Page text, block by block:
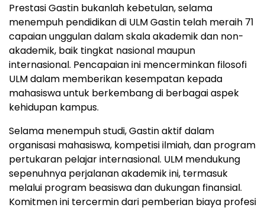
Prestasi Gastin bukanlah kebetulan, selama
menempuh pendidikan di ULM Gastin telah meraih 71
capaian unggulan dalam skala akademik dan non-
akademik, baik tingkat nasional maupun
internasional. Pencapaian ini mencerminkan filosofi
ULM dalam memberikan kesempatan kepada
mahasiswa untuk berkembang di berbagai aspek
kehidupan kampus.
Selama menempuh studi, Gastin aktif dalam
organisasi mahasiswa, kompetisi ilmiah, dan program
pertukaran pelajar internasional. ULM mendukung
sepenuhnya perjalanan akademik ini, termasuk
melalui program beasiswa dan dukungan finansial.
Komitmen ini tercermin dari pemberian biaya profesi